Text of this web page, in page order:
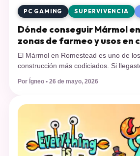
PC GAMING SUPERVIVENCIA
Dónde conseguir Mármol
zonas de farmeo y usos en
El Mármol en Romestead es uno de
construcción más codiciados. Si
sabes dónde farmearlo, esta guía te
dónde buscarlo, qué necesitas para
supervivencia y construcción de
versión […]
Por Ígneo • 26 de mayo, 2026